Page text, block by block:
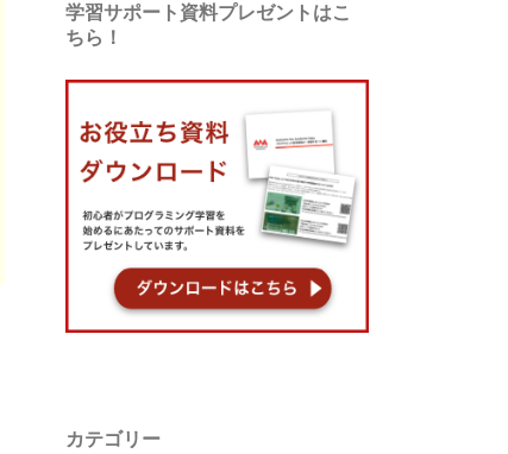
学習サポート資料プレゼントはこ
ちら！
カテゴリー